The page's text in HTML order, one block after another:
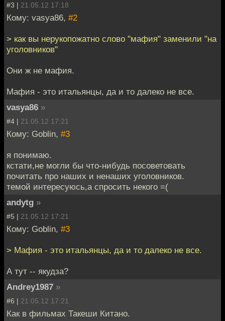
#3 | 21.05.12 17:18
Кому: vasya86, #2
> как вы нерукопожатно слово "мафия" заменили "на
уголовников"
Они ж не мафия.
Мафия - это итальянцы, да и то далеко не все.
vasya86 »
#4 | 21.05.12 17:21
Кому: Goblin, #3
я понимаю.
кстати,не могли бы что-нибудь посоветовать
почитать про наших и ненаших уголовников.
темой интересуюсь,а спросить некого =(
andytg »
#5 | 21.05.12 17:21
Кому: Goblin, #3
> Мафия - это итальянцы, да и то далеко не все.
А тут -- якудза?
Andrey1987 »
#6 | 21.05.12 17:21
Как в фильмах Такеши Китано.